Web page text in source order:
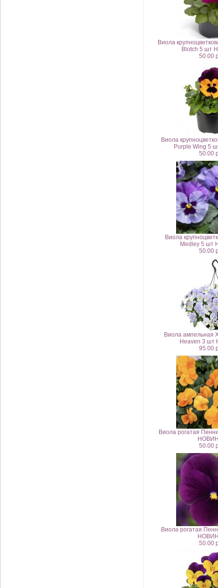
Виола
Blotch 5 шт
50.00
Виола
Purple Wing 5
50.00
Виола
Medley 5 шт
50.00
Виола ампельная
Heaven 3
95.00
Виола рогатая
50.00
Виола рогатая
50.00